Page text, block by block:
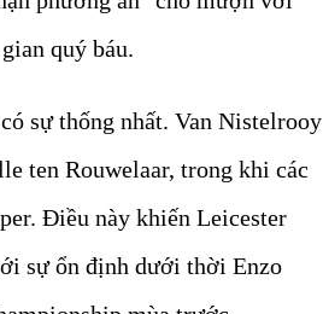
quý báu.
sự thống nhất. Van Nistelrooy
ten Rouwelaar, trong khi các
Điều này khiến Leicester
sự ổn định dưới thời Enzo